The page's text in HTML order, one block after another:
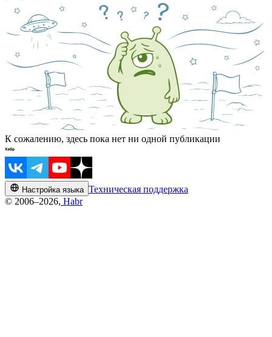
К сожалению, здесь пока нет ни одной публикации
Настройка языка Техническая поддержка
© 2006–2026, Habr